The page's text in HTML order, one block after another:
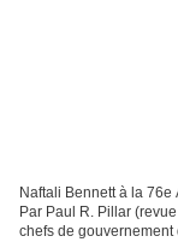
Naftali Bennett à la
Par Paul R. Pillar
chefs de gouvernement